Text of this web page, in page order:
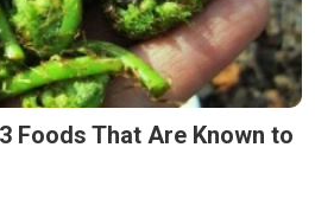
Foods That Are Known to